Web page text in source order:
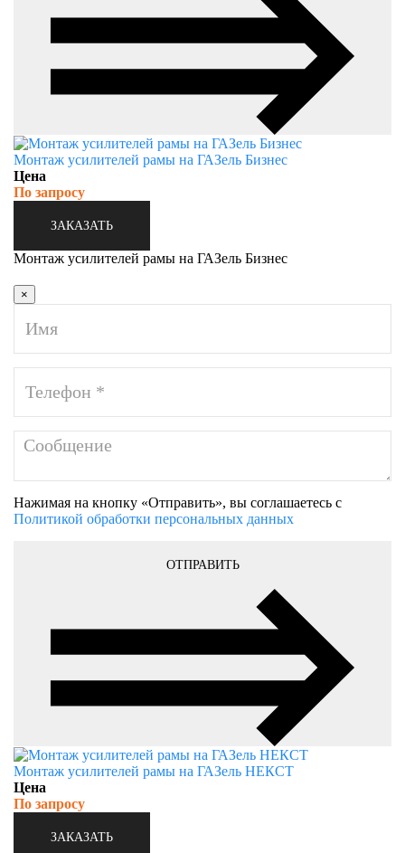
Монтаж усилителей рамы на ГАЗель Бизнес
Цена
По запросу
ЗАКАЗАТЬ
Монтаж усилителей рамы на ГАЗель Бизнес
×
Нажимая на кнопку «Отправить», вы соглашаетесь с
Политикой обработки персональных данных
ОТПРАВИТЬ
Монтаж усилителей рамы на ГАЗель НЕКСТ
Цена
По запросу
ЗАКАЗАТЬ